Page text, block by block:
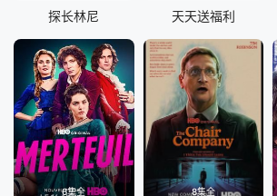
探长林尼 天天送福利
6集全 8集全